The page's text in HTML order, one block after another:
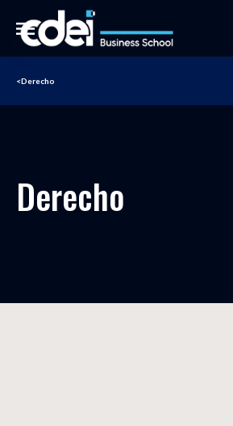
<Derecho
Derecho